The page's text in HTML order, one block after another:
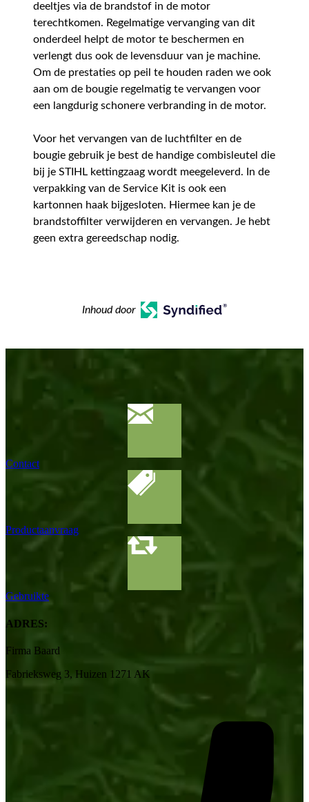
deeltjes via de brandstof in de motor
terechtkomen. Regelmatige vervanging van dit
onderdeel helpt de motor te beschermen en
verlengt dus ook de levensduur van je machine.
Om de prestaties op peil te houden raden we ook
aan om de bougie regelmatig te vervangen voor
een langdurig schonere verbranding in de motor.
Voor het vervangen van de luchtfilter en de
bougie gebruik je best de handige combisleutel die
bij je STIHL kettingzaag wordt meegeleverd. In de
verpakking van de Service Kit is ook een
kartonnen haak bijgesloten. Hiermee kan je de
brandstoffilter verwijderen en vervangen. Je hebt
geen extra gereedschap nodig.
Inhoud door
Contact
Productaanvraag
Gebruikte
ADRES:
Firma Baard
Fabrieksweg 3, Huizen 1271 AK